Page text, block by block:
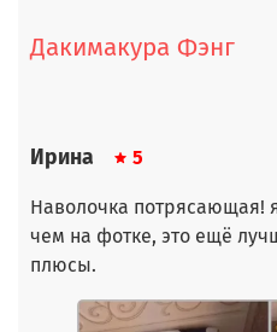
Дакимакура Фэнг
Ирина 5
Наволочка потрясающая!
чем на фотке, это ещё
плюсы.